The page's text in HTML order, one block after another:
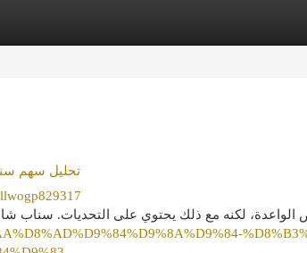
تحليل سهم
الواعدة، لكنه مع ذلك يحتوي على التحديات. سناب